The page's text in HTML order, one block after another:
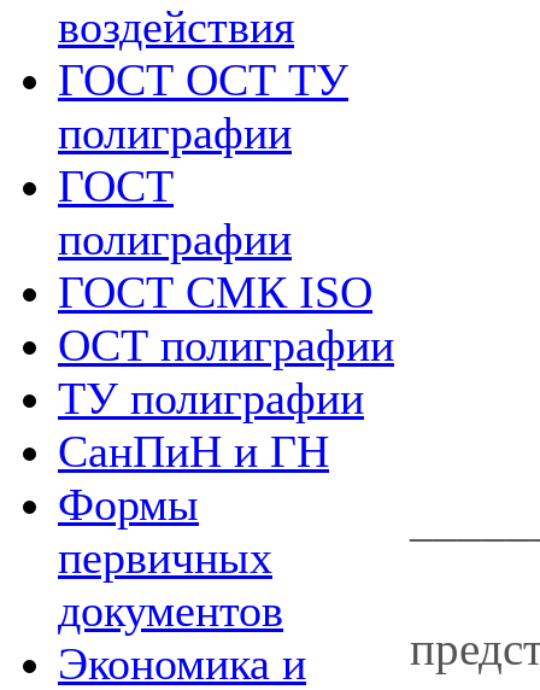
воздействия
ГОСТ ОСТ ТУ
полиграфии
ГОСТ
полиграфии
ГОСТ СМК ISO
ОСТ полиграфии
ТУ полиграфии
СанПиН и ГН
Формы
первичных
документов
Экономика и